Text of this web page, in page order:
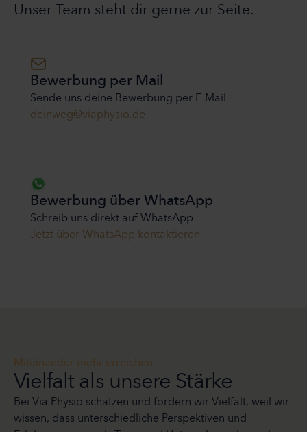
Unser Team steht dir gerne zur Seite.
Bewerbung per Mail
Sende uns deine Bewerbung per E-Mail.
deinweg@viaphysio.de
Bewerbung über WhatsApp
Schreib uns direkt auf WhatsApp.
Jetzt über WhatsApp kontaktieren
Miteinander mehr erreichen
Vielfalt als unsere Stärke
Bei Via Physio schätzen und fördern wir Vielfalt, weil wir
wissen, dass unterschiedliche Perspektiven und